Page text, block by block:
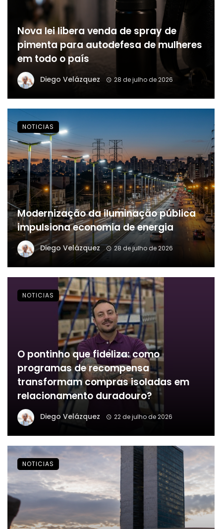
Nova lei libera venda de spray de
pimenta para autodefesa de mulheres
em todo o país
Diego Velázquez 28 de julho de 2026
Modernização da iluminação pública
impulsiona economia de energia
Diego Velázquez 28 de julho de 2026
NOTICIAS
O pontinho que fideliza: como
programas de recompensa
transformam compras isoladas em
relacionamento duradouro?
Diego Velázquez 22 de julho de 2026
NOTICIAS
NOTICIAS